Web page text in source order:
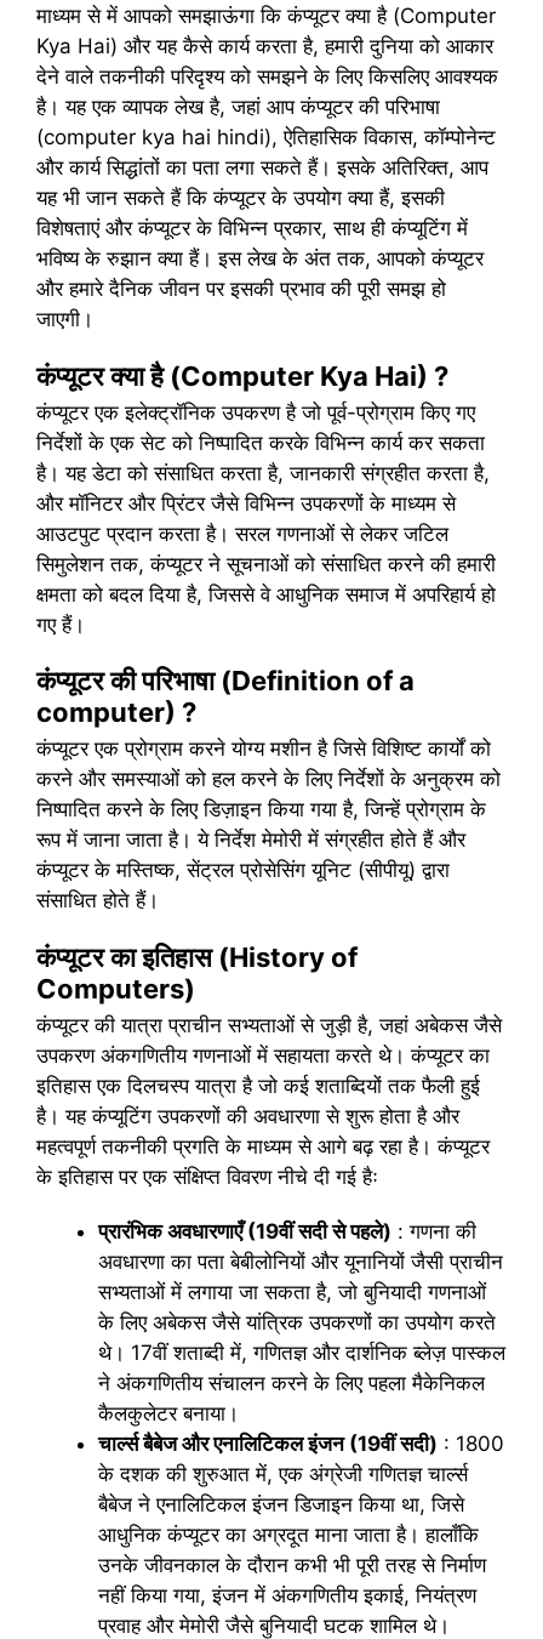
माध्यम से में आपको समझाऊंगा कि कंप्यूटर क्या है (Computer
Kya Hai) और यह कैसे कार्य करता है, हमारी दुनिया को आकार
देने वाले तकनीकी परिदृश्य को समझने के लिए किसलिए आवश्यक
है। यह एक व्यापक लेख है, जहां आप कंप्यूटर की परिभाषा
(computer kya hai hindi), ऐतिहासिक विकास, कॉम्पोनेन्ट
और कार्य सिद्धांतों का पता लगा सकते हैं। इसके अतिरिक्त, आप
यह भी जान सकते हैं कि कंप्यूटर के उपयोग क्या हैं, इसकी
विशेषताएं और कंप्यूटर के विभिन्न प्रकार, साथ ही कंप्यूटिंग में
भविष्य के रुझान क्या हैं। इस लेख के अंत तक, आपको कंप्यूटर
और हमारे दैनिक जीवन पर इसकी प्रभाव की पूरी समझ हो
जाएगी।
कंप्यूटर क्या है (Computer Kya Hai) ?
कंप्यूटर एक इलेक्ट्रॉनिक उपकरण है जो पूर्व-प्रोग्राम किए गए
निर्देशों के एक सेट को निष्पादित करके विभिन्न कार्य कर सकता
है। यह डेटा को संसाधित करता है, जानकारी संग्रहीत करता है,
और मॉनिटर और प्रिंटर जैसे विभिन्न उपकरणों के माध्यम से
आउटपुट प्रदान करता है। सरल गणनाओं से लेकर जटिल
सिमुलेशन तक, कंप्यूटर ने सूचनाओं को संसाधित करने की हमारी
क्षमता को बदल दिया है, जिससे वे आधुनिक समाज में अपरिहार्य हो
गए हैं।
कंप्यूटर की परिभाषा (Definition of a
computer) ?
कंप्यूटर एक प्रोग्राम करने योग्य मशीन है जिसे विशिष्ट कार्यों को
करने और समस्याओं को हल करने के लिए निर्देशों के अनुक्रम को
निष्पादित करने के लिए डिज़ाइन किया गया है, जिन्हें प्रोग्राम के
रूप में जाना जाता है। ये निर्देश मेमोरी में संग्रहीत होते हैं और
कंप्यूटर के मस्तिष्क, सेंट्रल प्रोसेसिंग यूनिट (सीपीयू) द्वारा
संसाधित होते हैं।
कंप्यूटर का इतिहास (History of
Computers)
कंप्यूटर की यात्रा प्राचीन सभ्यताओं से जुड़ी है, जहां अबेकस जैसे
उपकरण अंकगणितीय गणनाओं में सहायता करते थे। कंप्यूटर का
इतिहास एक दिलचस्प यात्रा है जो कई शताब्दियों तक फैली हुई
है। यह कंप्यूटिंग उपकरणों की अवधारणा से शुरू होता है और
महत्वपूर्ण तकनीकी प्रगति के माध्यम से आगे बढ़ रहा है। कंप्यूटर
के इतिहास पर एक संक्षिप्त विवरण नीचे दी गई हैः
प्रारंभिक अवधारणाएँ (19वीं सदी से पहले) : गणना की
अवधारणा का पता बेबीलोनियों और यूनानियों जैसी प्राचीन
सभ्यताओं में लगाया जा सकता है, जो बुनियादी गणनाओं
के लिए अबेकस जैसे यांत्रिक उपकरणों का उपयोग करते
थे। 17वीं शताब्दी में, गणितज्ञ और दार्शनिक ब्लेज़ पास्कल
ने अंकगणितीय संचालन करने के लिए पहला मैकेनिकल
कैलकुलेटर बनाया।
चार्ल्स बैबेज और एनालिटिकल इंजन (19वीं सदी) : 1800
के दशक की शुरुआत में, एक अंग्रेजी गणितज्ञ चार्ल्स
बैबेज ने एनालिटिकल इंजन डिजाइन किया था, जिसे
आधुनिक कंप्यूटर का अग्रदूत माना जाता है। हालाँकि
उनके जीवनकाल के दौरान कभी भी पूरी तरह से निर्माण
नहीं किया गया, इंजन में अंकगणितीय इकाई, नियंत्रण
प्रवाह और मेमोरी जैसे बुनियादी घटक शामिल थे।